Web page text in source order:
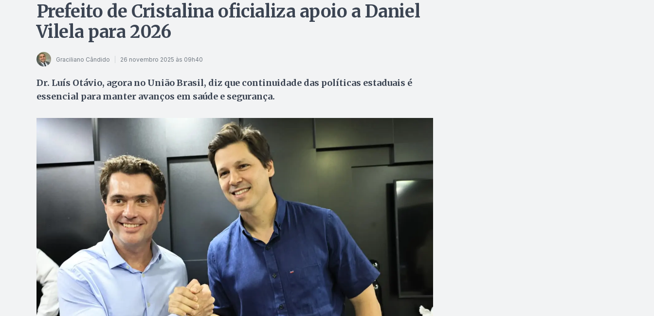
Prefeito de Cristalina oficializa apoio a Daniel
Vilela para 2026
Graciliano Cândido 26 novembro 2025 às 09h40
Dr. Luís Otávio, agora no União Brasil, diz que continuidade das políticas estaduais é
essencial para manter avanços em saúde e segurança.